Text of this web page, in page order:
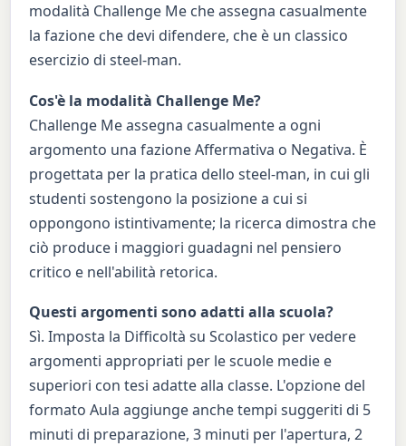
modalità Challenge Me che assegna casualmente
la fazione che devi difendere, che è un classico
esercizio di steel-man.
Cos'è la modalità Challenge Me?
Challenge Me assegna casualmente a ogni
argomento una fazione Affermativa o Negativa. È
progettata per la pratica dello steel-man, in cui gli
studenti sostengono la posizione a cui si
oppongono istintivamente; la ricerca dimostra che
ciò produce i maggiori guadagni nel pensiero
critico e nell'abilità retorica.
Questi argomenti sono adatti alla scuola?
Sì. Imposta la Difficoltà su Scolastico per vedere
argomenti appropriati per le scuole medie e
superiori con tesi adatte alla classe. L'opzione del
formato Aula aggiunge anche tempi suggeriti di 5
minuti di preparazione, 3 minuti per l'apertura, 2